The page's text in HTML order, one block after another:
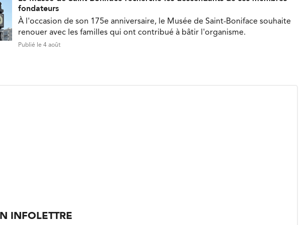
fondateurs
À l'occasion de son 175e anniversaire, le Musée de Saint-Boniface souhaite
renouer avec les familles qui ont contribué à bâtir l'organisme.
Publié le 4 août